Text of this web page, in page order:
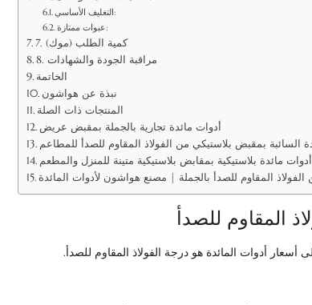
التغليف الأساسي:
عبوات ممتازة:
7. كمية الطلب (موك)
8. مراقبة الجودة والشهادات
الخاتمة
نبذة عن هواشون
المنتجات ذات الصلة
أدوات مائدة تجارية بالجملة بمقبض عريض
السائبة بمقبض بلاستيكي من الفولاذ المقاوم للصدأ للمطاعم
مائدة بلاستيكية بمقابض بلاستيكية متينة للمنزل والمطعم
الفولاذ المقاوم للصدأ بالجملة | مصنع هواشون لأدوات المائدة
أسعار أدوات المائدة هو درجة الفولاذ المقاوم للصدأ.